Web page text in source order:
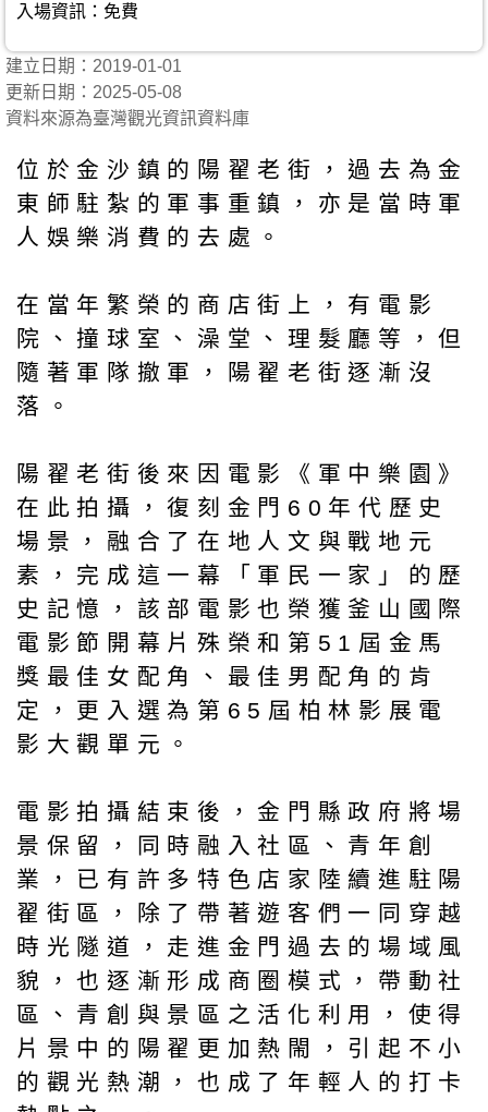
入場資訊：免費
建立日期：2019-01-01
更新日期：2025-05-08
資料來源為臺灣觀光資訊資料庫
位於金沙鎮的陽翟老街，過去為金
東師駐紮的軍事重鎮，亦是當時軍
人娛樂消費的去處。
在當年繁榮的商店街上，有電影
院、撞球室、澡堂、理髮廳等，但
隨著軍隊撤軍，陽翟老街逐漸沒
落。
陽翟老街後來因電影《軍中樂園》
在此拍攝，復刻金門60年代歷史
場景，融合了在地人文與戰地元
素，完成這一幕「軍民一家」的歷
史記憶，該部電影也榮獲釜山國際
電影節開幕片殊榮和第51屆金馬
獎最佳女配角、最佳男配角的肯
定，更入選為第65屆柏林影展電
影大觀單元。
電影拍攝結束後，金門縣政府將場
景保留，同時融入社區、青年創
業，已有許多特色店家陸續進駐陽
翟街區，除了帶著遊客們一同穿越
時光隧道，走進金門過去的場域風
貌，也逐漸形成商圈模式，帶動社
區、青創與景區之活化利用，使得
片景中的陽翟更加熱閙，引起不小
的觀光熱潮，也成了年輕人的打卡